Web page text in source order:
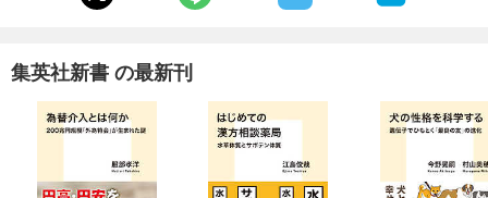
集英社新書 の最新刊